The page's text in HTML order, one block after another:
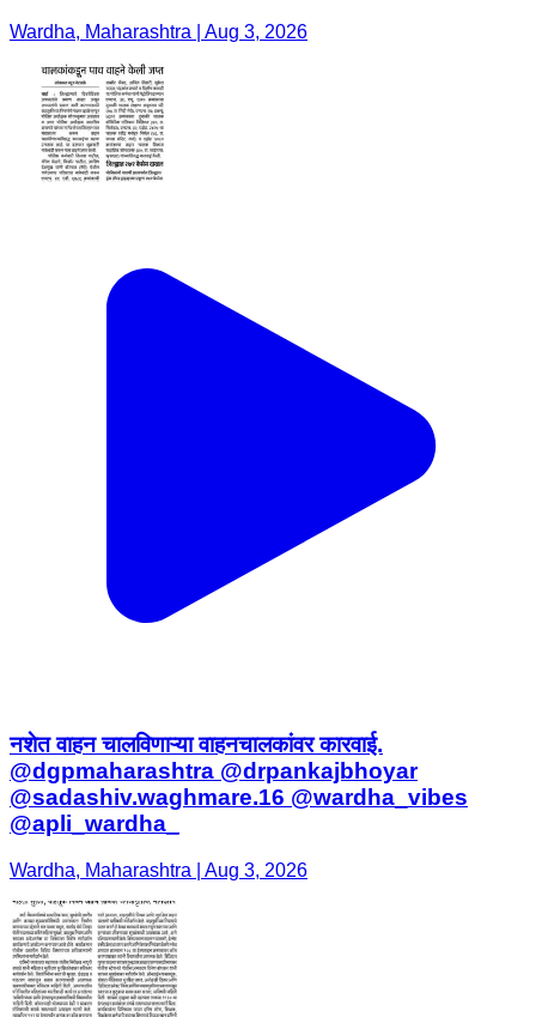
Wardha, Maharashtra | Aug 3, 2026
नशेत वाहन चालविणाऱ्या वाहनचालकांवर कारवाई.
@dgpmaharashtra @drpankajbhoyar
@sadashiv.waghmare.16 @wardha_vibes
@apli_wardha_
Wardha, Maharashtra | Aug 3, 2026